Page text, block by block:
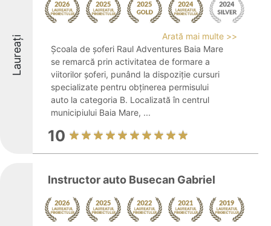
Laureați
Arată mai multe >>
Școala de șoferi Raul Adventures Baia Mare
se remarcă prin activitatea de formare a
viitorilor șoferi, punând la dispoziție cursuri
specializate pentru obținerea permisului
auto la categoria B. Localizată în centrul
municipiului Baia Mare, ...
10
Instructor auto Busecan Gabriel